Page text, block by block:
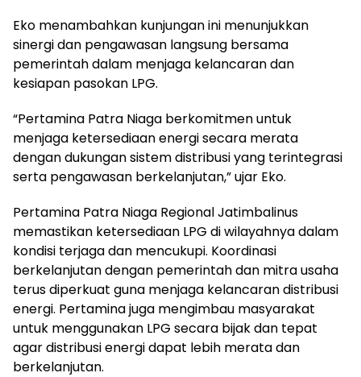
Eko menambahkan kunjungan ini menunjukkan
sinergi dan pengawasan langsung bersama
pemerintah dalam menjaga kelancaran dan
kesiapan pasokan LPG.
“Pertamina Patra Niaga berkomitmen untuk
menjaga ketersediaan energi secara merata
dengan dukungan sistem distribusi yang terintegrasi
serta pengawasan berkelanjutan,” ujar Eko.
Pertamina Patra Niaga Regional Jatimbalinus
memastikan ketersediaan LPG di wilayahnya dalam
kondisi terjaga dan mencukupi. Koordinasi
berkelanjutan dengan pemerintah dan mitra usaha
terus diperkuat guna menjaga kelancaran distribusi
energi. Pertamina juga mengimbau masyarakat
untuk menggunakan LPG secara bijak dan tepat
agar distribusi energi dapat lebih merata dan
berkelanjutan.